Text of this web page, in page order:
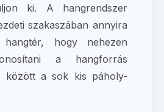
ki. A hangrendszer
szakaszában annyira
hogy nehezen
a hangforrás
között a sok kis páholy-